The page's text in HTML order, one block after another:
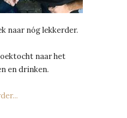
naar nóg lekkerder.
naar het
en drinken.